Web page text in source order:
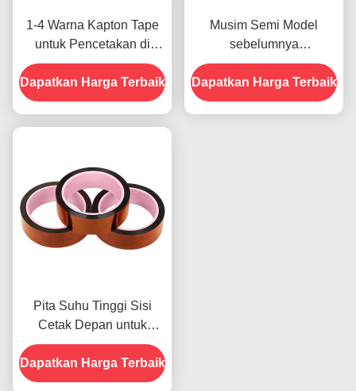
1-4 Warna Kapton Tape
untuk Pencetakan di
Bagian Depan
Dapatkan Harga Terbaik
Musim Semi Model
sebelumnya
menampilkan Ketahanan
Terhadap Kelembaban
dan Kekuatan Kupas
Dapatkan Harga Terbaik
Pita Suhu Tinggi Sisi
Cetak Depan untuk
Produk Dalam Stok
Dapatkan Harga Terbaik